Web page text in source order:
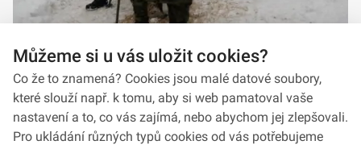
Můžeme si u vás uložit cookies?
Co že to znamená? Cookies jsou malé datové soubory,
které slouží např. k tomu, aby si web pamatoval vaše
nastavení a to, co vás zajímá, nebo abychom jej zlepšovali.
Pro ukládání různých typů cookies od vás potřebujeme